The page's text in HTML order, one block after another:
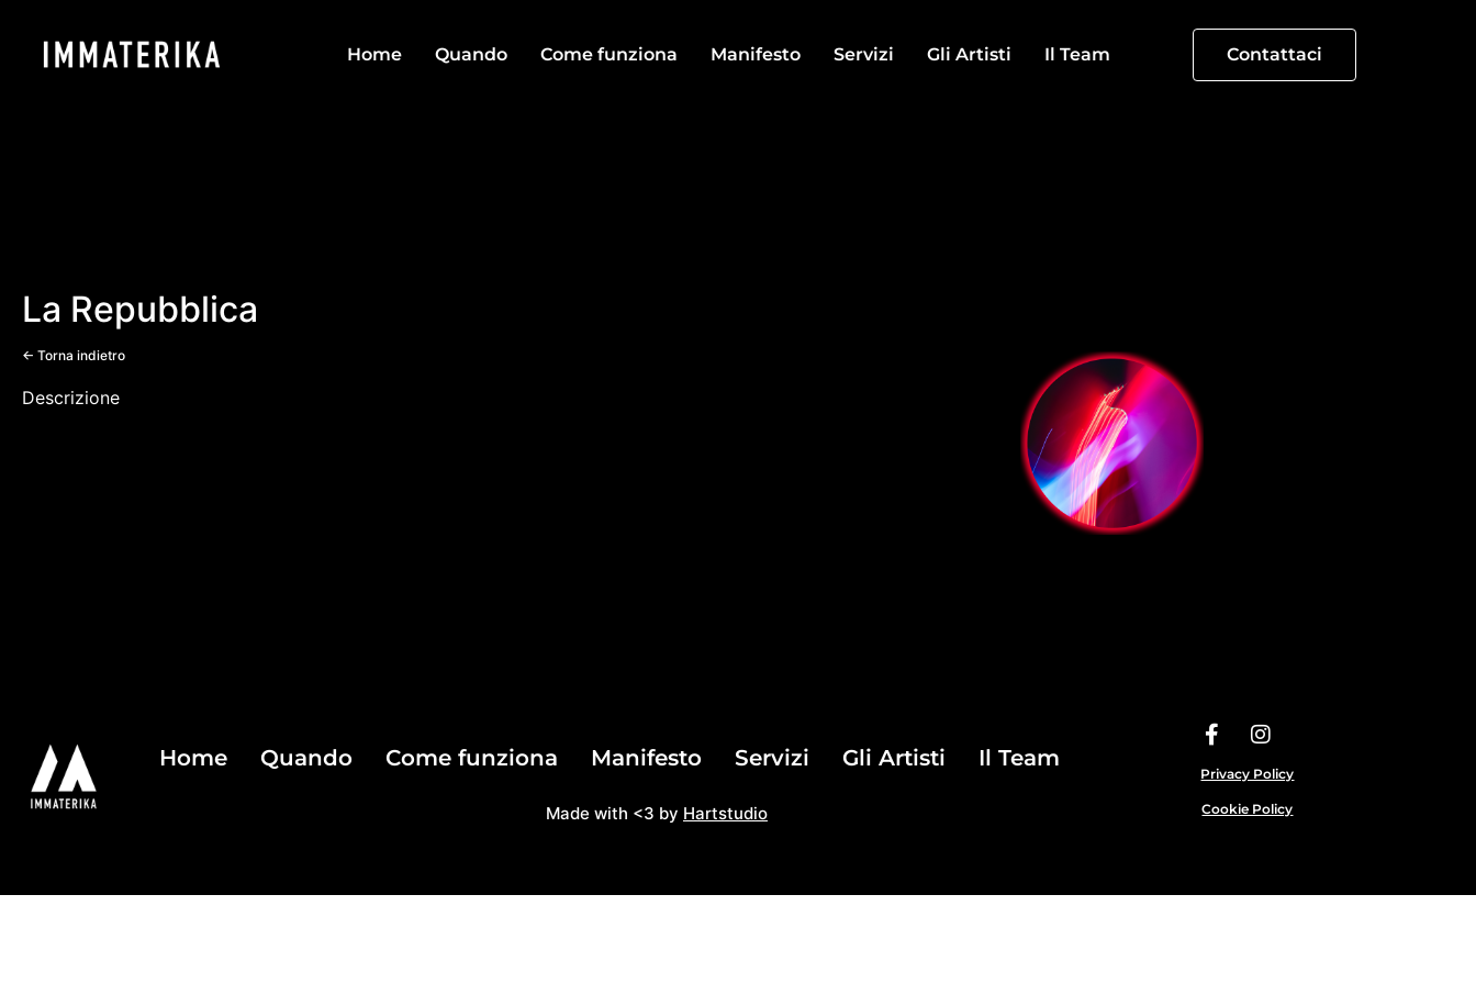
Home Quando Come funziona Manifesto Servizi Gli Artisti Il Team Contattaci
La Repubblica
<- Torna indietro
Descrizione
Home Quando Come funziona Manifesto Servizi Gli Artisti Il Team
Made with <3 by Hartstudio
Privacy Policy
Cookie Policy